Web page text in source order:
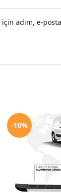
adım, e-
-10%